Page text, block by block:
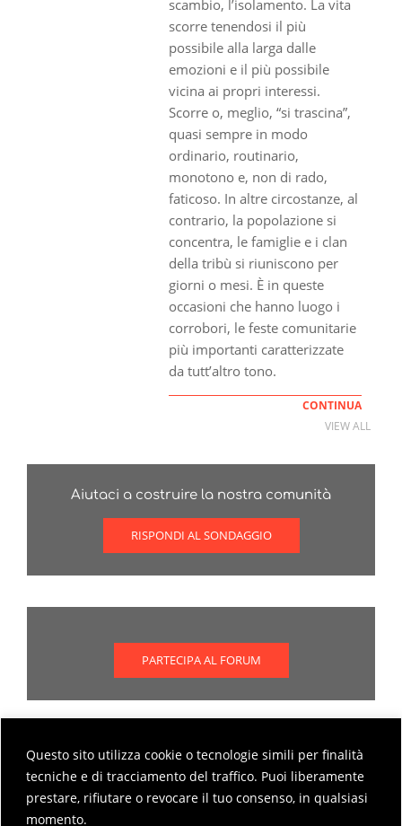
Questo sito utilizza cookie o tecnologie simili per finalità
tecniche e di tracciamento del traffico. Puoi liberamente
prestare, rifiutare o revocare il tuo consenso, in qualsiasi
momento.
scambio, l’isolamento. La vita
scorre tenendosi il più
possibile alla larga dalle
emozioni e il più possibile
vicina ai propri interessi.
Scorre o, meglio, “si trascina”,
quasi sempre in modo
ordinario, routinario,
monotono e, non di rado,
faticoso. In altre circostanze, al
contrario, la popolazione si
concentra, le famiglie e i clan
della tribù si riuniscono per
giorni o mesi. È in queste
occasioni che hanno luogo i
corrobori, le feste comunitarie
più importanti caratterizzate
da tutt’altro tono.
CONTINUA
VIEW ALL
Aiutaci a costruire la nostra comunità
RISPONDI AL SONDAGGIO
PARTECIPA AL FORUM
Scopri come partecipare al forum
MODALITÀ DI PARTECIPAZIONE AL FORUM